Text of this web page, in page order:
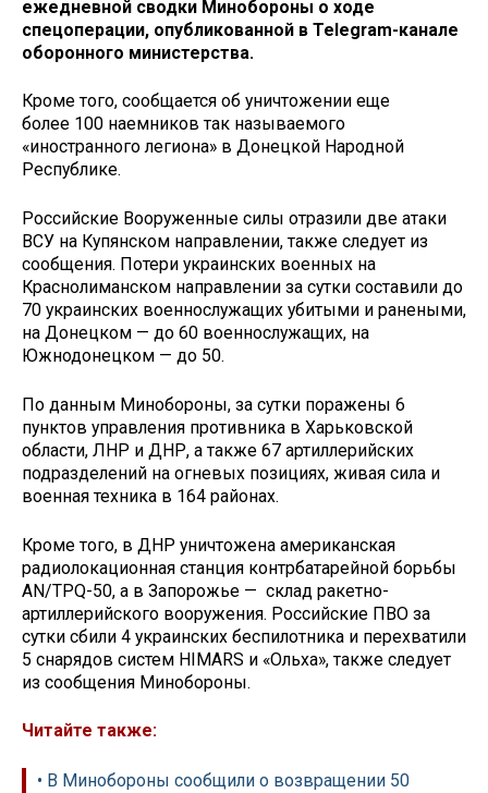
ежедневной сводки Минобороны о ходе
спецоперации, опубликованной в Telegram-канале
оборонного министерства.
Кроме того, сообщается об уничтожении еще
более 100 наемников так называемого
«иностранного легиона» в Донецкой Народной
Республике.
Российские Вооруженные силы отразили две атаки
ВСУ на Купянском направлении, также следует из
сообщения. Потери украинских военных на
Краснолиманском направлении за сутки составили до
70 украинских военнослужащих убитыми и ранеными,
на Донецком — до 60 военнослужащих, на
Южнодонецком — до 50.
По данным Минобороны, за сутки поражены 6
пунктов управления противника в Харьковской
области, ЛНР и ДНР, а также 67 артиллерийских
подразделений на огневых позициях, живая сила и
военная техника в 164 районах.
Кроме того, в ДНР уничтожена американская
радиолокационная станция контрбатарейной борьбы
AN/TPQ-50, а в Запорожье — склад ракетно-
артиллерийского вооружения. Российские ПВО за
сутки сбили 4 украинских беспилотника и перехватили
5 снарядов систем HIMARS и «Ольха», также следует
из сообщения Минобороны.
Читайте также:
• В Минобороны сообщили о возвращении 50